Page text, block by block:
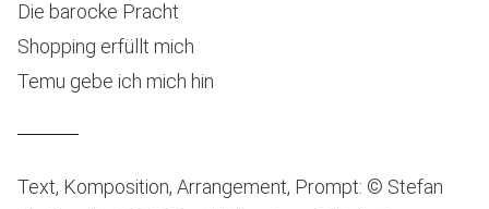
Die barocke Pracht
Shopping erfüllt mich
Temu gebe ich mich hin
Text, Komposition, Arrangement, Prompt: © Stefan